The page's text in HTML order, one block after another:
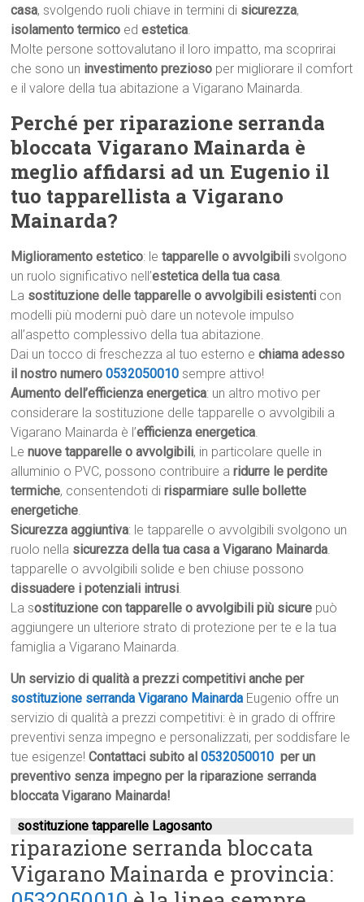
casa, svolgendo ruoli chiave in termini di sicurezza,
isolamento termico edestetica.
Molte persone sottovalutano il loro impatto, ma scoprirai
che sono un investimento prezioso per migliorare il comfort
e il valore della tua abitazione a Vigarano Mainarda.
Perché per riparazione serranda
bloccata Vigarano Mainarda è
meglio affidarsi ad un Eugenio il
tuo tapparellista a Vigarano
Mainarda?
Miglioramento estetico: letapparelle o avvolgibili svolgono
un ruolo significativo nell’estetica della tua casa.
La sostituzione delle tapparelle o avvolgibili esistenti con
modelli più moderni può dare un notevole impulso
all’aspetto complessivo della tua abitazione.
Dai un tocco di freschezza al tuo esterno echiama adesso
il nostro numero0532050010 sempre attivo!
Aumento dell’efficienza energetica: un altro motivo per
considerare la sostituzione delle tapparelle o avvolgibili a
Vigarano Mainarda è l’efficienza energetica.
Lenuove tapparelle o avvolgibili, in particolare quelle in
alluminio o PVC, possono contribuire aridurre le perdite
termiche, consentendoti dirisparmiare sulle bollette
energetiche.
Sicurezza aggiuntiva: le tapparelle o avvolgibili svolgono un
ruolo nella sicurezza della tua casa a Vigarano Mainarda.
tapparelle o avvolgibili solide e ben chiuse possono
dissuadere i potenziali intrusi.
La sostituzione con tapparelle o avvolgibili più sicure può
aggiungere un ulteriore strato di protezione per te e la tua
famiglia a Vigarano Mainarda.
Un servizio di qualità a prezzi competitivi anche per
sostituzione serranda Vigarano Mainarda Eugenio offre un
servizio di qualità a prezzi competitivi: è in grado di offrire
preventivi senza impegno e personalizzati, per soddisfare le
tue esigenze!Contattaci subito al0532050010 per un
preventivo senza impegno per la riparazione serranda
bloccata Vigarano Mainarda!
sostituzione tapparelle Lagosanto
riparazione serranda bloccata
Vigarano Mainarda e provincia: